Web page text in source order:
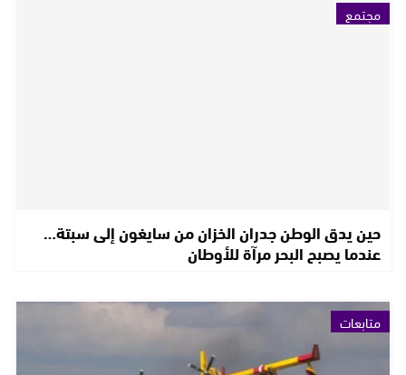
مجتمع
حين يدق الوطن جدران الخزان من سايغون إلى سبتة…
عندما يصبح البحر مرآة للأوطان
متابعات